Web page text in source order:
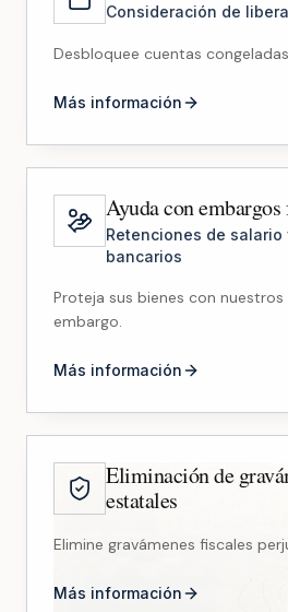
Consideración de
Desbloquee cuentas
Más información
Ayuda con embargos
Retenciones de salario
bancarios
Proteja sus bienes con nuestros
embargo.
Más información
Eliminación de
estatales
Elimine gravámenes fiscales
Más información